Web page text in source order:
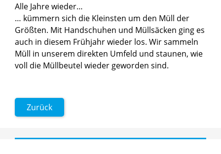
Alle Jahre wieder…
… kümmern sich die Kleinsten um den Müll der
Größten. Mit Handschuhen und Müllsäcken ging es
auch in diesem Frühjahr wieder los. Wir sammeln
Müll in unserem direkten Umfeld und staunen, wie
voll die Müllbeutel wieder geworden sind.
Zurück